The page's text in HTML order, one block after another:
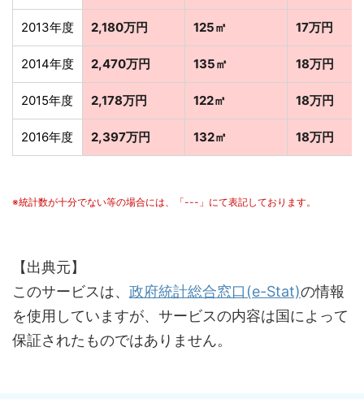
2013年度 2,180万円 125㎡ 17万円
2014年度 2,470万円 135㎡ 18万円
2015年度 2,178万円 122㎡ 18万円
2016年度 2,397万円 132㎡ 18万円
※統計数が十分でない等の場合には、「---」にて表記しております。
【出典元】
このサービスは、 政府統計総合窓口(e-Stat)の情報
を使用していますが、サービスの内容は国によって
保証されたものではありません。